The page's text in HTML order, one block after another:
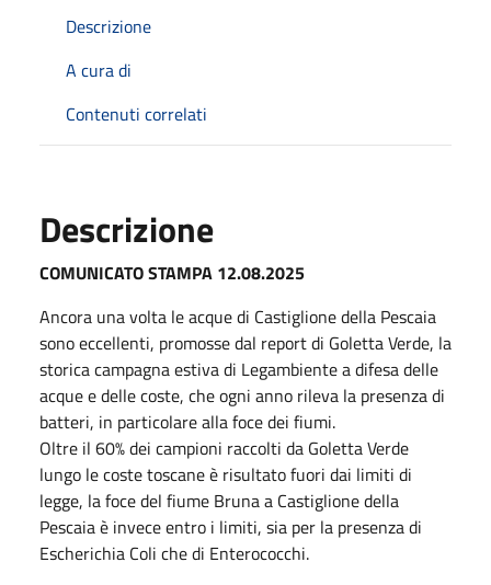
Descrizione
A cura di
Contenuti correlati
Descrizione
COMUNICATO STAMPA 12.08.2025
Ancora una volta le acque di Castiglione della Pescaia
sono eccellenti, promosse dal report di Goletta Verde, la
storica campagna estiva di Legambiente a difesa delle
acque e delle coste, che ogni anno rileva la presenza di
batteri, in particolare alla foce dei fiumi.
Oltre il 60% dei campioni raccolti da Goletta Verde
lungo le coste toscane è risultato fuori dai limiti di
legge, la foce del fiume Bruna a Castiglione della
Pescaia è invece entro i limiti, sia per la presenza di
Escherichia Coli che di Enterococchi.